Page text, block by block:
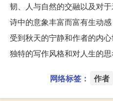
韧、人与自然的交融以及对
诗中的意象丰富而富有生动
受到秋天的宁静和作者的内
独特的写作风格和对人生的思
网络标签： 作者